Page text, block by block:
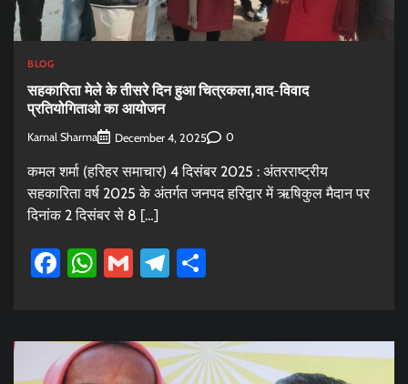
BLOG
सहकारिता मेले के तीसरे दिन हुआ चित्रकला,वाद-विवाद
प्रतियोगिताओ का आयोजन
Kamal Sharma December 4, 2025 0
कमल शर्मा (हरिहर समाचार) 4 दिसंबर 2025 : अंतरराष्ट्रीय
सहकारिता वर्ष 2025 के अंतर्गत जनपद हरिद्वार में ऋषिकुल मैदान पर
दिनांक 2 दिसंबर से 8 […]
Facebook
WhatsApp
GmailTelegram